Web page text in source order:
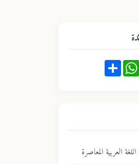
Share
WhatsApp
العربية المعاصرة